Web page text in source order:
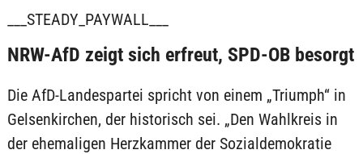
___STEADY_PAYWALL___
NRW-AfD zeigt sich erfreut, SPD-OB besorgt
Die AfD-Landespartei spricht von einem „Triumph“ in
Gelsenkirchen, der historisch sei. „Den Wahlkreis in
der ehemaligen Herzkammer der Sozialdemokratie